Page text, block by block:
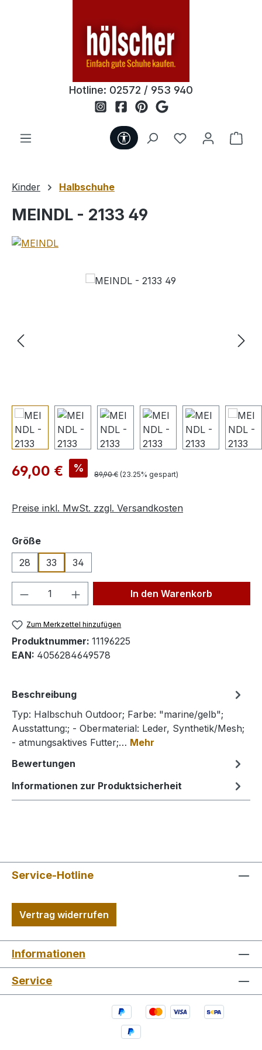
Hotline: 02572 / 953 940
Werkzeugleiste anzeigen
Du hast 0
Kinder Halbschuhe
MEINDL - 2133 49
Bildergalerie überspringen
Verkaufspreis:
69,00 € % Regulärer Preis:
89,90 € (23.25% gespart)
Preise inkl. MwSt. zzgl. Versandkosten
Größeauswählen
28
33 34
Produkt Anzahl: Gib denIn den Warenkorb
Zum Merkzettel hinzufügen
Produktnummer: 11196225
EAN: 4056284649578
Beschreibung
Typ: Halbschuh Outdoor; Farbe: "marine/gelb";
Ausstattung:; - Obermaterial: Leder, Synthetik/Mesh;
- atmungsaktives Futter;… Mehr
Bewertungen
Informationen zur Produktsicherheit
Service-Hotline
Vertrag widerrufen
Informationen
Service